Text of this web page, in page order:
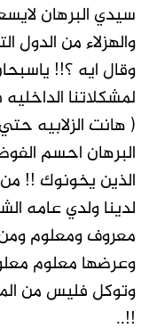
سيدي البرهان
والهزلاء من
وقال ايه ؟!!
لمشكلاتنا
( هانت الزلابيه
البرهان احسم
الذين يخونوك !!
لدينا ولدي عامه
معروف ومعلوم ومن
وعرضها معلوم
وتوكل فليس من
!!..